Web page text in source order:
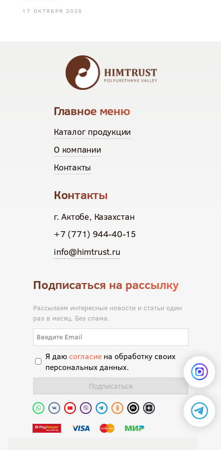
17 ОКТЯБРЯ 2025
Главное меню
Каталог продукции
О компании
Контакты
Контакты
г. Актобе, Казахстан
+7 (771) 944-40-15
info@himtrust.ru
Подписаться на рассылку
Рассылаем интересные новости и статьи один
раз в месяц. Без спама.
Я даю согласиена обработку своих
персональных данных.